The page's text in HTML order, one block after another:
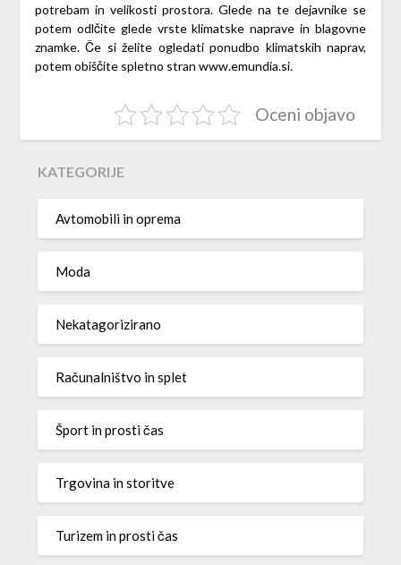
potrebam in velikosti prostora. Glede na te dejavnike se
potem odlčite glede vrste klimatske naprave in blagovne
znamke. Če si želite ogledati ponudbo klimatskih naprav,
potem obiščite spletno stran www.emundia.si.
Oceni objavo
KATEGORIJE
Avtomobili in oprema
Moda
Nekatagorizirano
Računalništvo in splet
Šport in prosti čas
Trgovina in storitve
Turizem in prosti čas